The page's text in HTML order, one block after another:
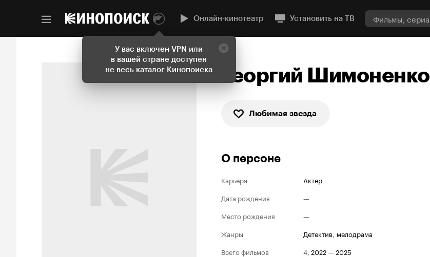
У вас включен VPN или
в вашей стране доступен
не весь каталог Кинопоиска
Онлайн-кинотеатр Установить на ТВ
Георгий Шимоненко
Любимая звезда
О персоне
Карьера
Актер
Дата рождения
—
Место рождения
—
Жанры
детектив, мелодрама
Всего фильмов
4, 2022— 2025